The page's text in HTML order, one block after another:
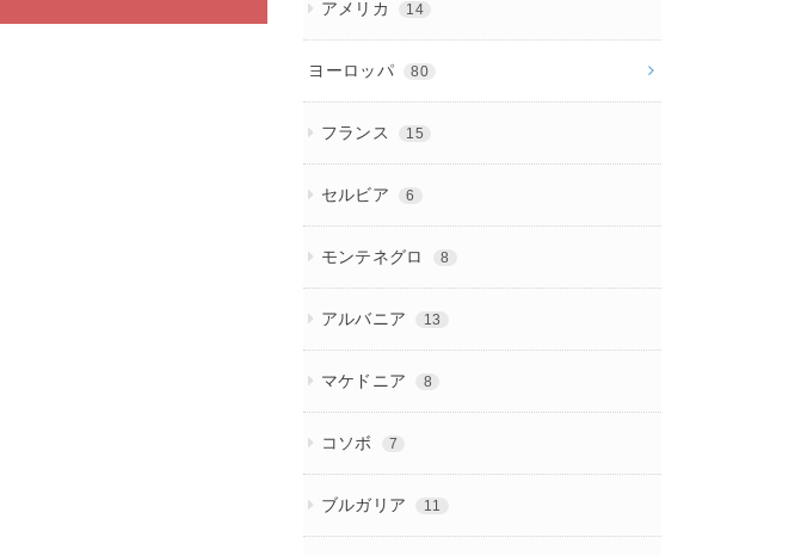
アメリカ 14
ヨーロッパ 80
フランス 15
セルビア 6
モンテネグロ 8
アルバニア 13
マケドニア 8
コソボ 7
ブルガリア 11